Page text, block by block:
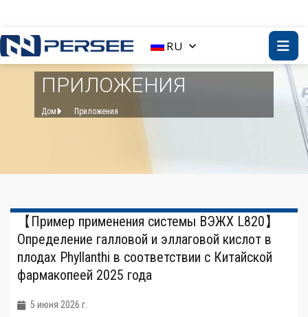
RU
ПРИЛОЖЕНИЯ
Дом Приложения
【Пример применения системы ВЭЖХ L820】
Определение галловой и эллаговой кислот в
плодах Phyllanthi в соответствии с Китайской
фармакопеей 2025 года
5 июня 2026 г.